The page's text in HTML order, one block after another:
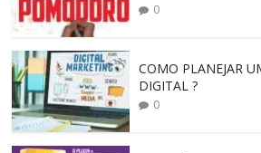
0
COMO PLANEJAR
DIGITAL ?
0